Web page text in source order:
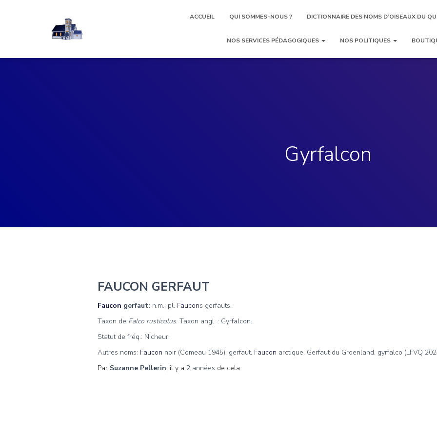
ACCUEIL QUI SOMMES-NOUS ? DICTIONNAIRE DES NOMS D’OISEAUX DU
NOS SERVICES PÉDAGOGIQUES NOS POLITIQUES
Gyrfalcon
FAUCON GERFAUT
Faucon gerfaut: n.m.; pl. Faucons gerfauts.
Taxon de Falco rusticolus. Taxon angl. : Gyrfalcon.
Statut de fréq.: Nicheur.
Autres noms: Faucon noir (Comeau 1945); gerfaut, Faucon arctique, Gerfaut du Groenland, gyrfalco (LFVQ
Par Suzanne Pellerin, il y a 2 années de cela